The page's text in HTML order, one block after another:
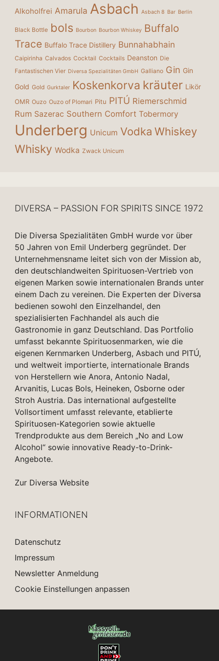
Alkoholfrei Amarula Asbach Asbach 8 Bar Berlin
Black Bottle bols Bourbon Bourbon Whiskey Buffalo
Trace Buffalo Trace Distillery Bunnahabhain
Caipirinha Calvados Cocktail Cocktails Deanston Die
Fantastischen Vier Diversa Spezialitäten GmbH Galliano Gin Gin
Gold Gold Gurktaler Koskenkorva kräuter Likör
OMR Ouzo Ouzo of Plomari Pitu PITÚ Riemerschmid
Rum Sazerac Southern Comfort Tobermory
Underberg Unicum Vodka Whiskey
Whisky Wodka Zwack Unicum
DIVERSA – PASSION FOR SPIRITS SINCE 1972
Die Diversa Spezialitäten GmbH wurde vor über
50 Jahren von Emil Underberg gegründet. Der
Unternehmensname leitet sich von der Mission ab,
den deutschlandweiten Spirituosen-Vertrieb von
eigenen Marken sowie internationalen Brands unter
einem Dach zu vereinen. Die Experten der Diversa
bedienen sowohl den Einzelhandel, den
spezialisierten Fachhandel als auch die
Gastronomie in ganz Deutschland. Das Portfolio
umfasst bekannte Spirituosenmarken, wie die
eigenen Kernmarken Underberg, Asbach und PITÚ,
und weltweit importierte, internationale Brands
von Herstellern wie Anora, Antonio Nadal,
Arvanitis, Lucas Bols, Heineken, Osborne oder
Stroh Austria. Das international aufgestellte
Vollsortiment umfasst relevante, etablierte
Spirituosen-Kategorien sowie aktuelle
Trendprodukte aus dem Bereich „No and Low
Alcohol“ sowie innovative Ready-to-Drink-
Angebote.
Zur Diversa Website
INFORMATIONEN
Datenschutz
Impressum
Newsletter Anmeldung
Cookie Einstellungen anpassen